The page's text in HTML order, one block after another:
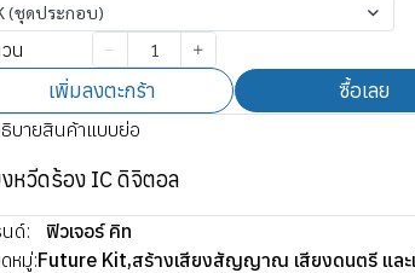
(ชุดประกอบ)
น
เพิ่มลงตะกร้า ซื้อเลย
บายสินค้าแบบย่อ
งหวีดร้อง IC ดิจิตอล
ด์:
ฟิวเจอร์ คิท
หมู่:Future Kit,สร้างเสียงสัญญาณ เสียงดนตรี และ